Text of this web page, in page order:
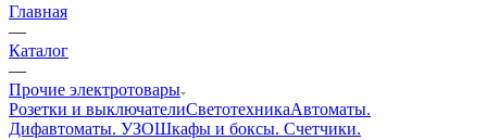
Главная
—
Каталог
—
Прочие электротовары
Розетки и выключателиСветотехникаАвтоматы.
Дифавтоматы. УЗОШкафы и боксы. Счетчики.